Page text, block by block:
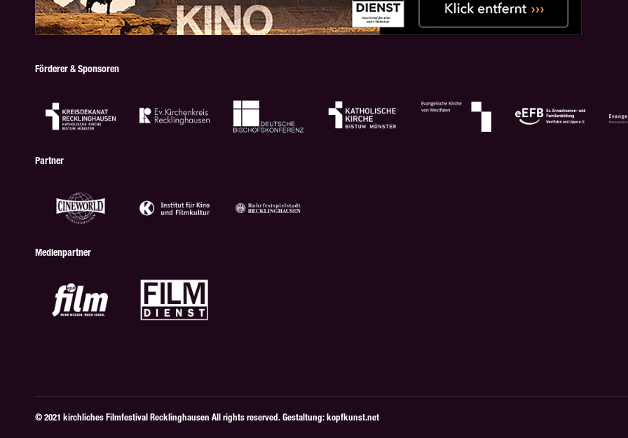
Förderer & Sponsoren
Partner
Medienpartner
© 2021 kirchliches Filmfestival Recklinghausen All rights reserved. Gestaltung: kopfkunst.net